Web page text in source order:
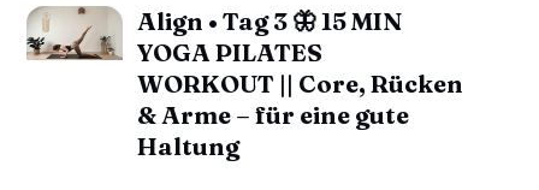
Align • Tag 3 🦋 15 MIN
YOGA PILATES
WORKOUT || Core, Rücken
& Arme – für eine gute
Haltung